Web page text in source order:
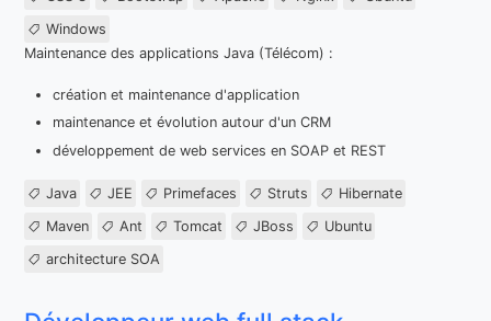
Windows
Maintenance des applications Java (Télécom) :
création et maintenance d'application
maintenance et évolution autour d'un CRM
développement de web services en SOAP et REST
Java JEE Primefaces Struts
Hibernate
Maven
Ant Tomcat JBoss
Ubuntu
architecture SOA